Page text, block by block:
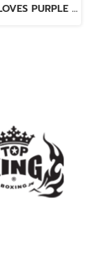
TOPKING GLOVES PURPLE SUPER AIR